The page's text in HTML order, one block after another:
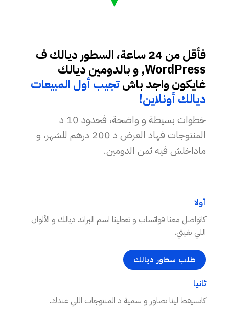
فأقل من 24 ساعة، السطور ديالك ف
WordPress, و بالدومين ديالك
غايكون واجد باشتجيب أول المبيعات
ديالك أونلاين!
خطوات بسيطة و واضحة، فحدود 10 د
المنتوجات فهاد العرض د 200 درهم للشهر، و
ماداخلش فيه ثمن الدومين.
أولا
كاتواصل معنا فواتساب و تعطينا اسم البراند ديالك و الألوان
اللي بغيتي.
طلب سطور ديالك
ثانيا
كاتسيفط لينا تصاور و سمية د المنتوجات اللي عندك.